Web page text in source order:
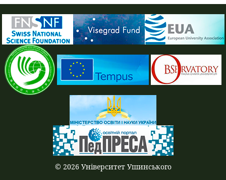
© 2026 Університет Ушинського